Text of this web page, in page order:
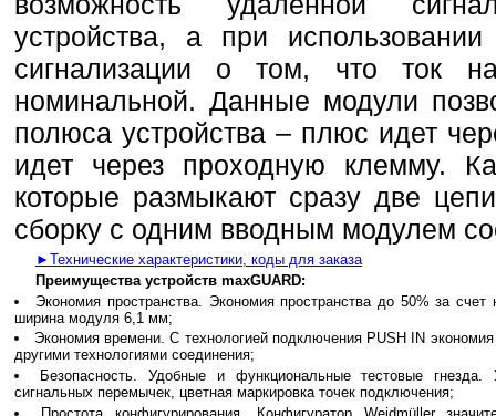
устройства, а при
сигнализации о том, что ток
номинальной. Данные модули
полюса устройства – плюс идет
идет через проходную клемму.
которые размыкают сразу две
сборку с одним вводным модулем
►Технические характеристики, коды для заказа
Преимущества устройств maxGUARD:
Экономия пространства. Экономия пространства до 50% за
ширина модуля 6,1 мм;
Экономия времени. С технологией подключения PUSH IN
другими технологиями соединения;
Безопасность. Удобные и функциональные тестовые
сигнальных перемычек, цветная маркировка точек подключения;